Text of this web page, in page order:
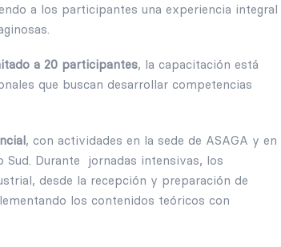
a los participantes una experiencia integral
a 20 participantes, la capacitación está
que buscan desarrollar competencias
, con actividades en la sede de ASAGA y en
Sud. Durante jornadas intensivas, los
desde la recepción y preparación de
los contenidos teóricos con